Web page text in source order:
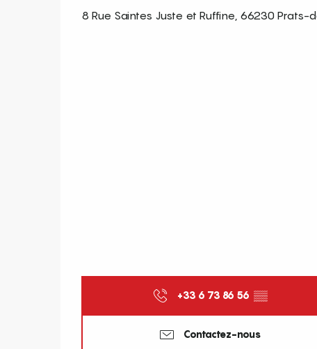
8 Rue Saintes Juste et Ruffine, 66230
+33 6 73 86 56 ▒▒
Contactez-nous